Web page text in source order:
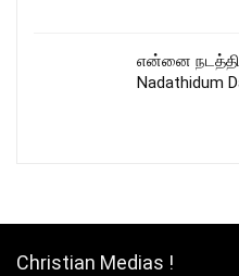
என்னை
Nadathidum
Christian Medias !